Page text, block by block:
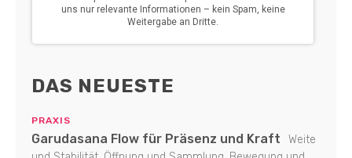
DAS NEUESTE
PRAXIS
Garudasana Flow für Präsenz und Kraft
Weite